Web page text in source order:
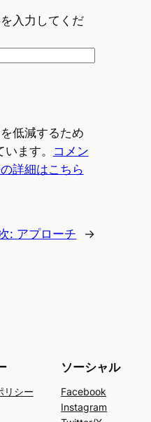
入力してくだ
低減するため
ます。
コメン
詳細はこちら
: アプローチ →
リシー
ソーシャル
Facebook
Instagram